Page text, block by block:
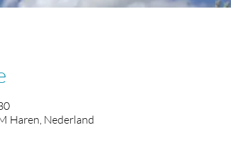
Haren, Nederland